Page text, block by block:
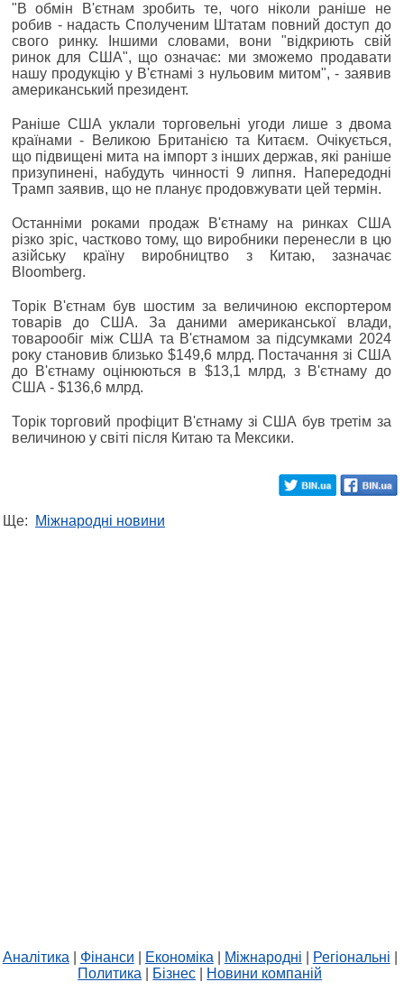
"В обмін В'єтнам зробить те, чого ніколи раніше не
робив - надасть Сполученим Штатам повний доступ до
свого ринку. Іншими словами, вони "відкриють свій
ринок для США", що означає: ми зможемо продавати
нашу продукцію у В'єтнамі з нульовим митом", - заявив
американський президент.
Раніше США уклали торговельні угоди лише з двома
країнами - Великою Британією та Китаєм. Очікується,
що підвищені мита на імпорт з інших держав, які раніше
призупинені, набудуть чинності 9 липня. Напередодні
Трамп заявив, що не планує продовжувати цей термін.
Останніми роками продаж В'єтнаму на ринках США
різко зріс, частково тому, що виробники перенесли в цю
азійську країну виробництво з Китаю, зазначає
Bloomberg.
Торік В'єтнам був шостим за величиною експортером
товарів до США. За даними американської влади,
товарообіг між США та В'єтнамом за підсумками 2024
року становив близько $149,6 млрд. Постачання зі США
до В'єтнаму оцінюються в $13,1 млрд, з В'єтнаму до
США - $136,6 млрд.
Торік торговий профіцит В'єтнаму зі США був третім за
величиною у світі після Китаю та Мексики.
Ще: Міжнародні новини
Аналітика Фінанси Економіка Міжнародні Регіональні
Политика
Бізнес Новини компаній